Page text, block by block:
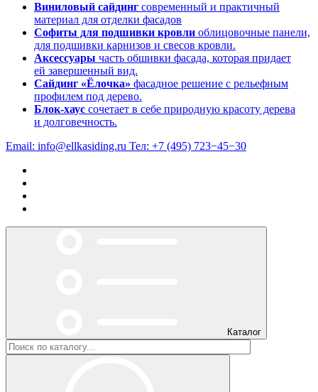
Виниловый сайдинг современный и практичный
материал для отделки фасадов
Софиты для подшивки кровли облицовочные панели,
для подшивки карнизов и свесов кровли.
Аксессуары часть обшивки фасада, которая придает
ей завершенный вид.
Сайдинг «Ёлочка» фасадное решение с рельефным
профилем под дерево.
Блок-хаус сочетает в себе природную красоту дерева
и долговечность.
Email: info@ellkasiding.ru Тел: +7 (495) 723−45−30
Каталог